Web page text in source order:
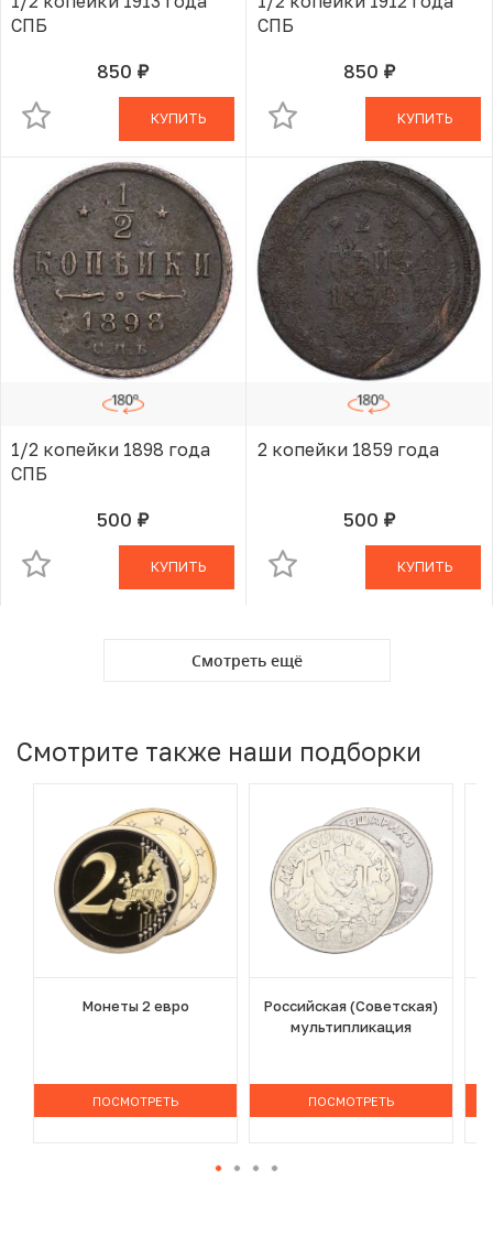
СПБ
850 руб.В КОРЗИНЕ
КУПИТЬ
СПБ
850 руб.В КОРЗИНЕ
КУПИТЬ
1/2 копейки 1898 года
СПБ
500 руб.В КОРЗИНЕ
КУПИТЬ
2 копейки 1859 года
500 руб.В КОРЗИНЕ
КУПИТЬ
Смотреть ещё
Смотрите также наши подборки
Монеты 2 евро
ПОСМОТРЕТЬ
Российская (Советская)
мультипликация
ПОСМОТРЕТЬ